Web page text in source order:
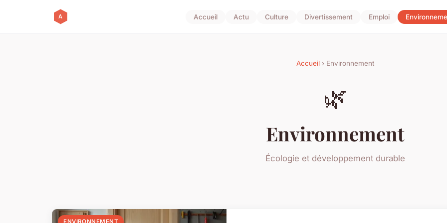
Accueil Actu Culture Divertissement Emploi
Accueil › Environnement
🌿
Environnement
Écologie et développement durable
ENVIRONNEMENT